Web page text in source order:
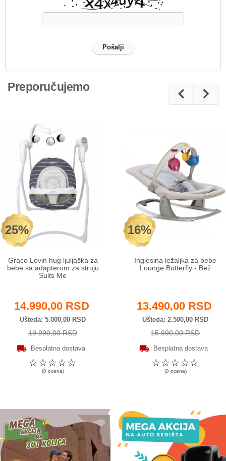
Preporučujemo
25%
Graco Lovin hug ljuljaška za
bebe sa adapterom za struju
Suits Me
14.990,00 RSD
Ušteda 5.000,00 RSD
19.990,00 RSD
Besplatna dostava
☆
☆
☆
☆
☆
(0 ocena)
16%
Inglesina ležaljka za bebe
Lounge Butterfly - Bež
13.490,00 RSD
Ušteda 2.500,00 RSD
15.990,00 RSD
Besplatna dostava
☆
☆
☆
☆
☆
(0 ocena)